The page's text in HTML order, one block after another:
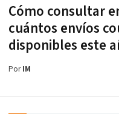
Cómo consultar
cuántos envíos
disponibles este
PorIM